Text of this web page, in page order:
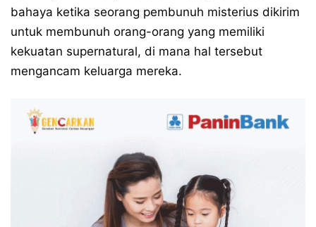
bahaya ketika seorang pembunuh misterius dikirim
untuk membunuh orang-orang yang memiliki
kekuatan supernatural, di mana hal tersebut
mengancam keluarga mereka.